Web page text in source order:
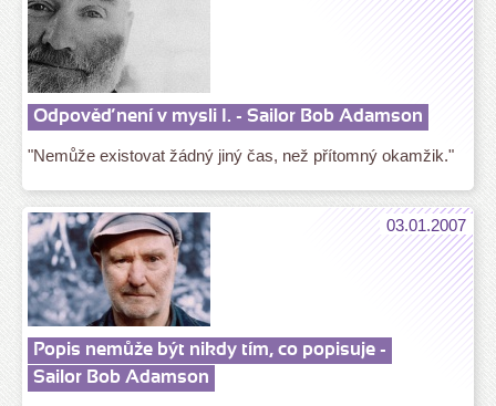
Odpověď není v mysli I. - Sailor Bob Adamson
"Nemůže existovat žádný jiný čas, než přítomný okamžik."
03.01.2007
Popis nemůže být nikdy tím, co popisuje -
Sailor Bob Adamson